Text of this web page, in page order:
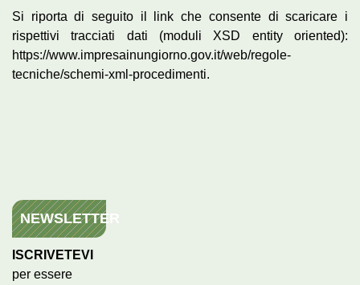
Si riporta di seguito il link che consente di scaricare i
rispettivi tracciati dati (moduli XSD entity oriented):
https://www.impresainungiorno.gov.it/web/regole-
tecniche/schemi-xml-procedimenti.
NEWSLETTER
ISCRIVETEVI
per essere